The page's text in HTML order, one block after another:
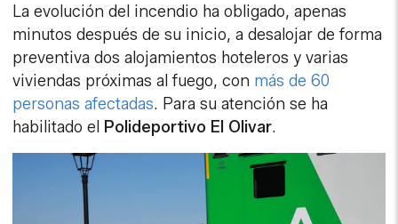
La evolución del incendio ha obligado, apenas
minutos después de su inicio, a desalojar de forma
preventiva dos alojamientos hoteleros y varias
viviendas próximas al fuego, con más de 60
personas afectadas. Para su atención se ha
habilitado el Polideportivo El Olivar.